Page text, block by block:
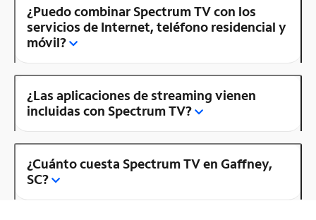
¿Puedo combinar Spectrum TV con los
servicios de Internet, teléfono residencial y
móvil?
¿Las aplicaciones de streaming vienen
incluidas con Spectrum TV?
¿Cuánto cuesta Spectrum TV en Gaffney,
SC?